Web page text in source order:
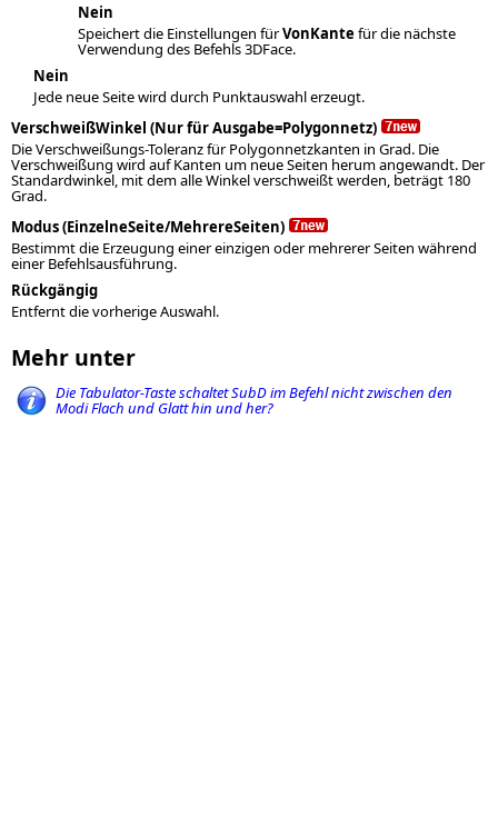
Nein
Speichert die Einstellungen fürVonKantefür die nächste
Verwendung des Befehls 3DFace.
Nein
Jede neue Seite wird durch Punktauswahl erzeugt.
VerschweißWinkel (Nur für Ausgabe=Polygonnetz)
Die Verschweißungs-Toleranz für Polygonnetzkanten in Grad. Die
Verschweißung wird auf Kanten um neue Seiten herum angewandt. Der
Standardwinkel, mit dem alle Winkel verschweißt werden, beträgt 180
Grad.
Modus (EinzelneSeite/MehrereSeiten)
Bestimmt die Erzeugung einer einzigen oder mehrerer Seiten während
einer Befehlsausführung.
Rückgängig
Entfernt die vorherige Auswahl.
Mehr unter
Die Tabulator-Taste schaltet SubD im Befehl nicht zwischen den
Modi Flach und Glatt hin und her?